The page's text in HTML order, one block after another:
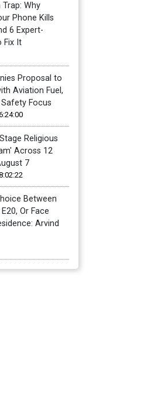
Why
Phone Kills
6 Expert-
Fix It
Proposal to
Aviation Fuel,
Focus
Religious
Across 12
7
Between
Or Face
Arvind